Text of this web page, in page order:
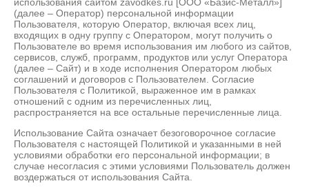
(далее – Оператор) персональной информации
Пользователя, которую Оператор, включая всех лиц,
входящих в одну группу с Оператором, могут получить о
Пользователе во время использования им любого из сайтов,
сервисов, служб, программ, продуктов или услуг Оператора
(далее – Сайт) и в ходе исполнения Оператором любых
соглашений и договоров с Пользователем. Согласие
Пользователя с Политикой, выраженное им в рамках
отношений с одним из перечисленных лиц,
распространяется на все остальные перечисленные лица.
Использование Сайта означает безоговорочное согласие
Пользователя с настоящей Политикой и указанными в ней
условиями обработки его персональной информации; в
случае несогласия с этими условиями Пользователь должен
воздержаться от использования Сайта.